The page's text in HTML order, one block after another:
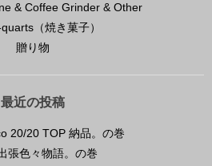
& Coffee Grinder & Other
（焼き菓子）
贈り物
最近の投稿
20/20 TOP 納品。の巻
張色々物語。の巻